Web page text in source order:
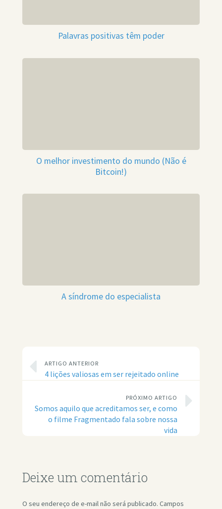
Palavras positivas têm poder
O melhor investimento do mundo (Não é
Bitcoin!)
A síndrome do especialista
ARTIGO ANTERIOR
4 lições valiosas em ser rejeitado online
PRÓXIMO ARTIGO
Somos aquilo que acreditamos ser, e como
o filme Fragmentado fala sobre nossa
vida
Deixe um comentário
O seu endereço de e-mail não será publicado. Campos